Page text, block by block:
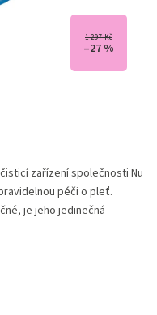
1 297 Kč
–27 %
zařízení společnosti Nu
péči o pleť.
je jeho jedinečná